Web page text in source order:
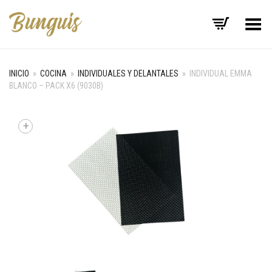
Menú
INICIO » COCINA » INDIVIDUALES Y DELANTALES »
INDIVIDUAL EMMA
BLANCO – PACK X6 (9030B)
+